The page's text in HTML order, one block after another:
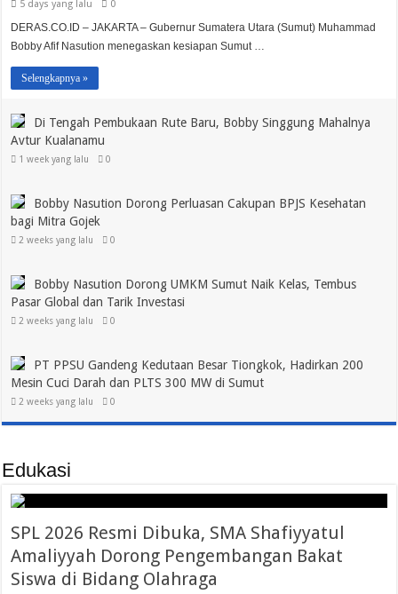
5 days yang lalu 0
DERAS.CO.ID – JAKARTA – Gubernur Sumatera Utara (Sumut) Muhammad
Bobby Afif Nasution menegaskan kesiapan Sumut …
Selengkapnya »
Di Tengah Pembukaan Rute Baru, Bobby Singgung Mahalnya
Avtur Kualanamu
1 week yang lalu 0
Bobby Nasution Dorong Perluasan Cakupan BPJS Kesehatan
bagi Mitra Gojek
2 weeks yang lalu 0
Bobby Nasution Dorong UMKM Sumut Naik Kelas, Tembus
Pasar Global dan Tarik Investasi
2 weeks yang lalu 0
PT PPSU Gandeng Kedutaan Besar Tiongkok, Hadirkan 200
Mesin Cuci Darah dan PLTS 300 MW di Sumut
2 weeks yang lalu 0
Edukasi
SPL 2026 Resmi Dibuka, SMA Shafiyyatul
Amaliyyah Dorong Pengembangan Bakat
Siswa di Bidang Olahraga